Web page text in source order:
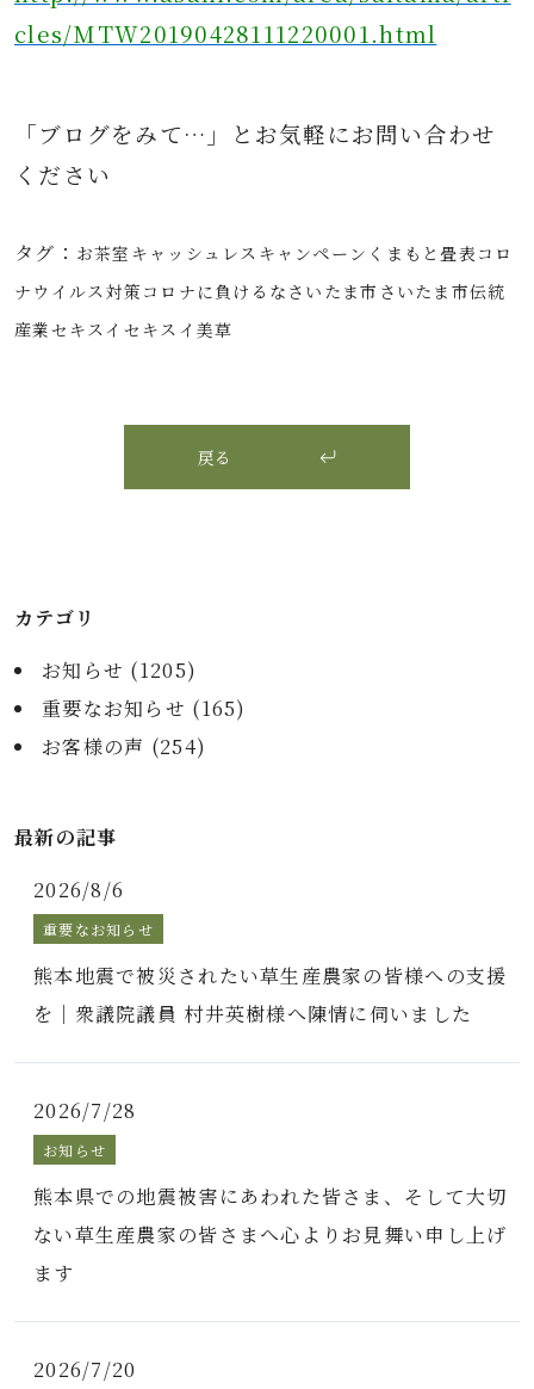
cles/MTW20190428111220001.html
「ブログをみて…」とお気軽にお問い合わせ
ください
タグ： お茶室 キャッシュレス キャンペーン くまもと畳表 コロ
ナウイルス対策 コロナに負けるな さいたま市 さいたま市伝統
産業セキスイ セキスイ美草
戻る
カテゴリ
お知らせ (1205)
重要なお知らせ (165)
お客様の声 (254)
最新の記事
2026/8/6
重要なお知らせ
熊本地震で被災されたい草生産農家の皆様への支援
を｜衆議院議員 村井英樹様へ陳情に伺いました
2026/7/28
お知らせ
熊本県での地震被害にあわれた皆さま、そして大切
ない草生産農家の皆さまへ心よりお見舞い申し上げ
ます
2026/7/20